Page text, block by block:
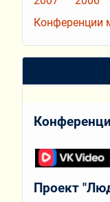
Конференции
Проект